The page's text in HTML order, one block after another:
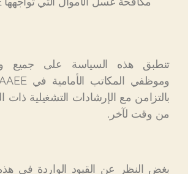
تنطبق هذه السياسة على جميع
بالتزامن مع الإرشادات التشغيلية ذات
من وقت لآخر.
بغض النظر عن القيود الواردة في